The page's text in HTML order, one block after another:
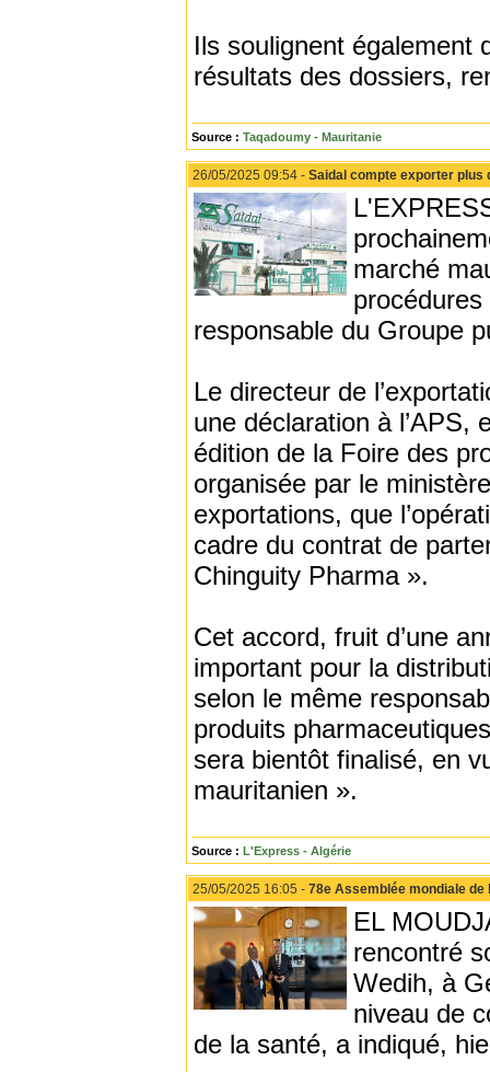
Ils soulignent également
résultats des dossiers,
Source : Taqadoumy - Mauritanie
26/05/2025 09:54 - Saidal compte exporter plus
marché
responsable du Groupe
Le directeur de
une déclaration à l’APS,
édition de la Foire des
organisée par le
exportations, que
cadre du contrat de
Chinguity Pharma ».
Cet accord, fruit d’une
important pour la
selon le même
produits
sera bientôt finalisé, en
mauritanien ».
Source : L'Express - Algérie
25/05/2025 16:05 - 78e Assemblée mondiale de
EL
rencontré
Wedih, à
niveau de
de la santé, a indiqué,